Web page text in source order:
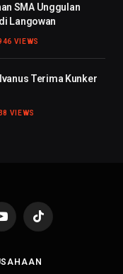
SMA Unggulan
Langowan
VIEWS
Terima Kunker
VIEWS
YouTubeTikTok